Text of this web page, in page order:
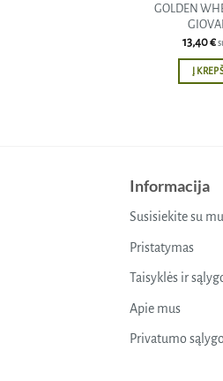
GOLDEN
13,40€
Į
Informacija
Susisiekite su
Pristatymas
Taisyklės ir
Apie mus
Privatumo